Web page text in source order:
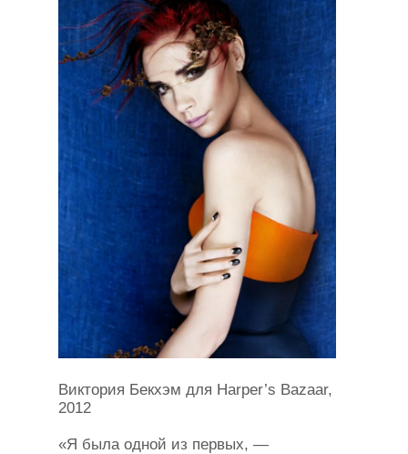
Виктория Бекхэм для Harper’s Bazaar,
2012
«Я была одной из первых, —